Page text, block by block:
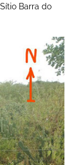
Barra do